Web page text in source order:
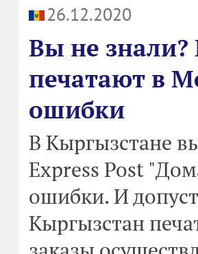
26.12.2020
Вы не
печатают в
ошибки
В Кыргызстане
Express Post
ошибки. И
Кыргызстан